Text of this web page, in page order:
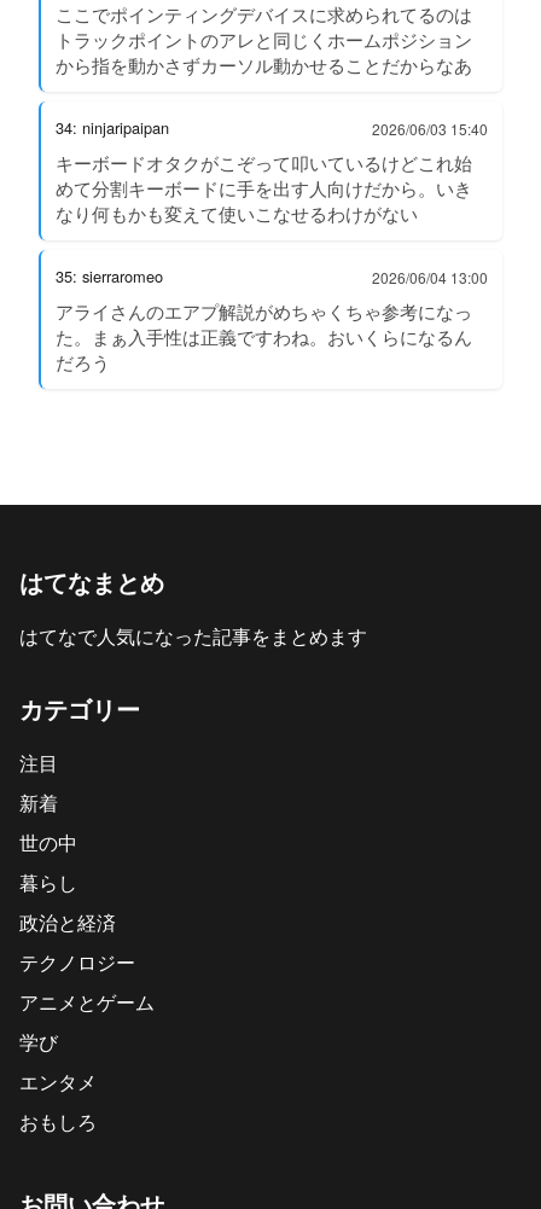
ここでポインティングデバイスに求められてるのは
トラックポイントのアレと同じくホームポジション
から指を動かさずカーソル動かせることだからなあ
34: ninjaripaipan 2026/06/03 15:40
キーボードオタクがこぞって叩いているけどこれ始
めて分割キーボードに手を出す人向けだから。いき
なり何もかも変えて使いこなせるわけがない
35: sierraromeo 2026/06/04 13:00
アライさんのエアプ解説がめちゃくちゃ参考になっ
た。まぁ入手性は正義ですわね。おいくらになるん
だろう
はてなまとめ
はてなで人気になった記事をまとめます
カテゴリー
注目
新着
世の中
暮らし
政治と経済
テクノロジー
アニメとゲーム
学び
エンタメ
おもしろ